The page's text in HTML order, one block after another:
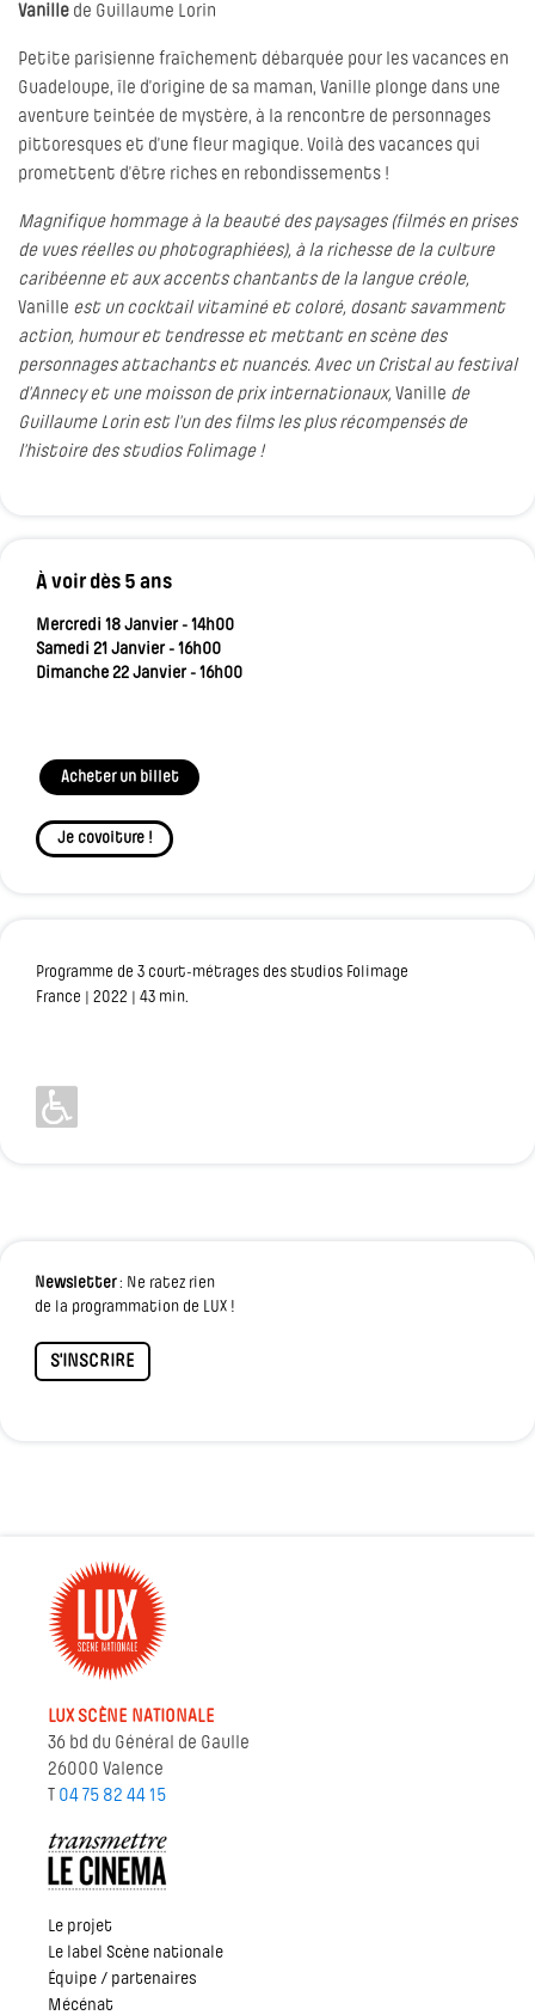
Vanille de Guillaume Lorin
Petite parisienne fraîchement débarquée pour les vacances en
Guadeloupe, île d’origine de sa maman, Vanille plonge dans une
aventure teintée de mystère, à la rencontre de personnages
pittoresques et d’une fleur magique. Voilà des vacances qui
promettent d’être riches en rebondissements !
Magnifique hommage à la beauté des paysages (filmés en prises
de vues réelles ou photographiées), à la richesse de la culture
caribéenne et aux accents chantants de la langue créole,
Vanille est un cocktail vitaminé et coloré, dosant savamment
action, humour et tendresse et mettant en scène des
personnages attachants et nuancés. Avec un Cristal au festival
d’Annecy et une moisson de prix internationaux, Vanille de
Guillaume Lorin est l’un des films les plus récompensés de
l’histoire des studios Folimage !
À voir dès 5 ans
Mercredi 18 Janvier - 14h00
Samedi 21 Janvier - 16h00
Dimanche 22 Janvier - 16h00
Acheter un billet
Je covoiture !
Programme de 3 court-métrages des studios Folimage
France | 2022 | 43 min.
Newsletter: Ne ratez rien
de la programmation de LUX !
S'INSCRIRE
LUX SCÈNE NATIONALE
36 bd du Général de Gaulle
26000 Valence
T 04 75 82 44 15
Le projet
Le label Scène nationale
Équipe / partenaires
Mécénat